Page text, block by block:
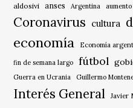
aldosivi anses Argentina aumento
Coronavirus cultura
economía Economía
fin de semana largo fútbol
Guerra en Ucrania Guillermo
Interés General Javier